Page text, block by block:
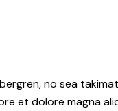
no sea
et dolore magna